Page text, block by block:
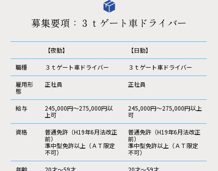
募集要項：３ｔゲート車ドライバー
【夜勤】 【日勤】
職種 ３ｔゲート車ドライバー ３ｔゲート車ドライバー
雇用形
態
正社員 正社員
給与
245,000円～275,000円以
上可
245,000円～275,000円以上
可
資格
普通免許（H19年6月法改正
前）
準中型免許以上（ＡＴ限定
不可）
普通免許（H19年6月法改正
前）
準中型免許以上（ＡＴ限定
不可）
年齢 20才～59才 20才～59才